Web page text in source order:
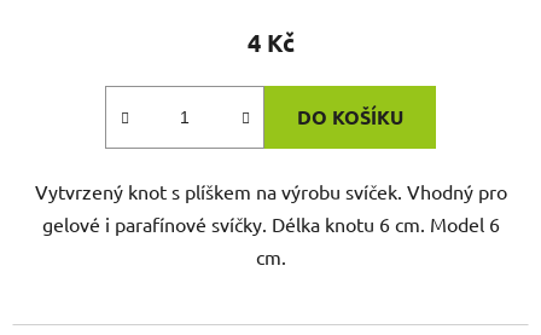
4 Kč
DO KOŠÍKU
Vytvrzený knot s plíškem na výrobu svíček. Vhodný pro
gelové i parafínové svíčky. Délka knotu 6 cm. Model 6
cm.